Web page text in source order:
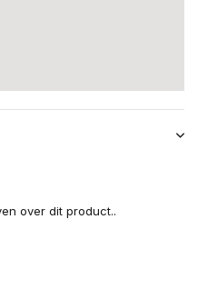
over dit product..